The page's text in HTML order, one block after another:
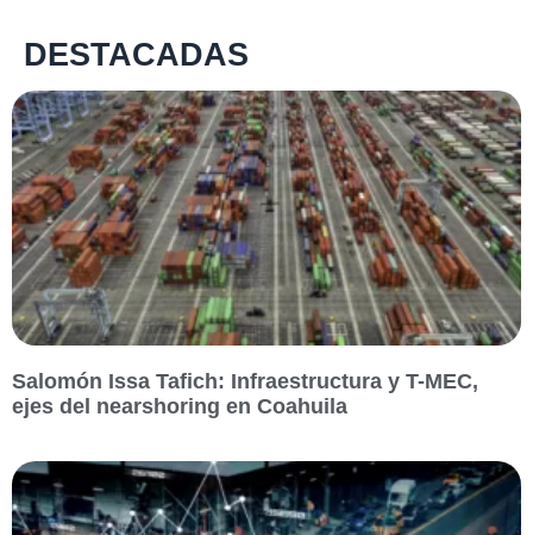
DESTACADAS
Salomón Issa Tafich: Infraestructura y T-MEC,
ejes del nearshoring en Coahuila